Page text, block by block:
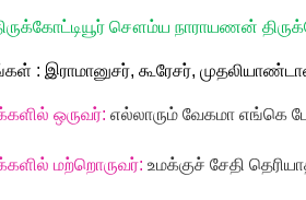
சௌம்ய நாராயணன்
: இராமானுசர், கூரேசர்,
ஒருவர்: எல்லாரும் வேகமா எங்கெ
மற்றொருவர்: உமக்குச் சேதி